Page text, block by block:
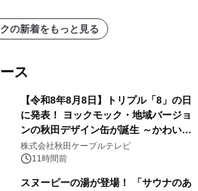
アーティストを フィーチャーしたアニ
メーションを公開～
の新着をもっと見る
ス
【令和8年8月8日】トリプル「8」の日
に発表！ ヨックモック・地域バージョ
ンの秋田デザイン缶が誕生 ～かわいい
秋田犬の子犬と秋田の四季と名所を巡
るパッケージ～ 9月1日(火)秋田県内で
株式会社秋田ケーブルテレビ
11時間前
スヌーピーの湯が登場！ 「サウナのあ